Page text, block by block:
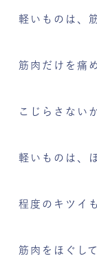
軽いものは、
筋肉だけを痛
こじらさない
軽いものは、
程度のキツイ
筋肉をほぐし